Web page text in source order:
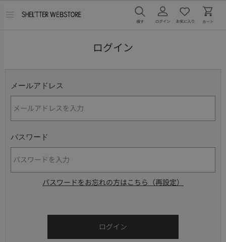
ログイン
メールアドレス
パスワード
パスワードをお忘れの方はこちら（再設定）